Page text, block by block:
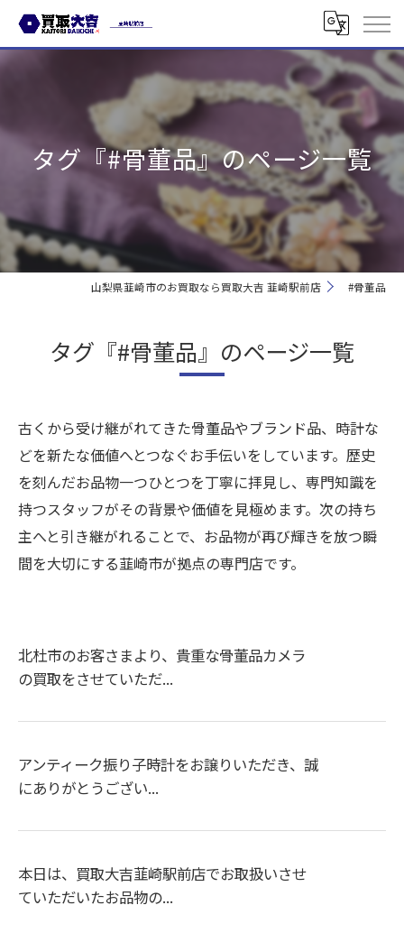
タグ『#骨董品』のページ一覧
山梨県韮崎市のお買取なら買取大吉 韮崎駅前店 #骨董品
タグ『#骨董品』のページ一覧
古くから受け継がれてきた骨董品やブランド品、時計な
どを新たな価値へとつなぐお手伝いをしています。歴史
を刻んだお品物一つひとつを丁寧に拝見し、専門知識を
持つスタッフがその背景や価値を見極めます。次の持ち
主へと引き継がれることで、お品物が再び輝きを放つ瞬
間を大切にする韮崎市が拠点の専門店です。
北杜市のお客さまより、貴重な骨董品カメラ
の買取をさせていただ...
アンティーク振り子時計をお譲りいただき、誠
にありがとうござい...
本日は、買取大吉韮崎駅前店でお取扱いさせ
ていただいたお品物の...